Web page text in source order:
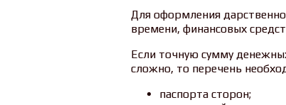
Для оформления
времени, финансовых
Если точную сумму
сложно, то перечень
паспорта сторон;